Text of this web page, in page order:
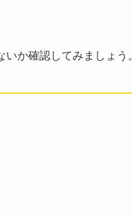
か確認してみましょう。